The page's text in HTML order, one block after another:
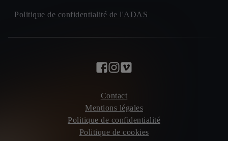
Politique de confidentialité de l'ADAS
Contact
Mentions légales
Politique de confidentialité
Politique de cookies